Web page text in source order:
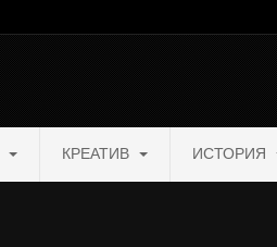
КРЕАТИВ ИСТОРИЯ